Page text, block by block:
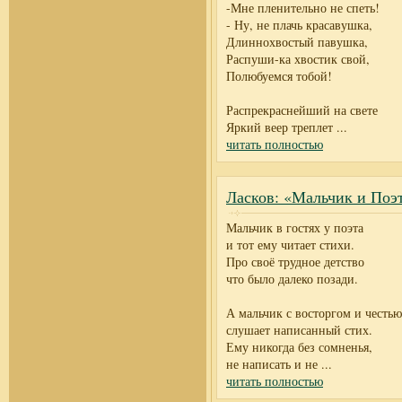
-Мне пленительно не спеть!
- Ну, не плачь красавушка,
Длиннохвостый павушка,
Распуши-ка хвостик свой,
Полюбуемся тобой!
Распрекраснейший на свете
Яркий веер треплет ...
читать полностью
Ласков: «Мальчик и
Мальчик в гостях у поэта
и тот ему читает стихи.
Про своё трудное детство
что было далеко позади.
А мальчик с восторгом и честью
слушает написанный стих.
Ему никогда без сомненья,
не написать и не ...
читать полностью